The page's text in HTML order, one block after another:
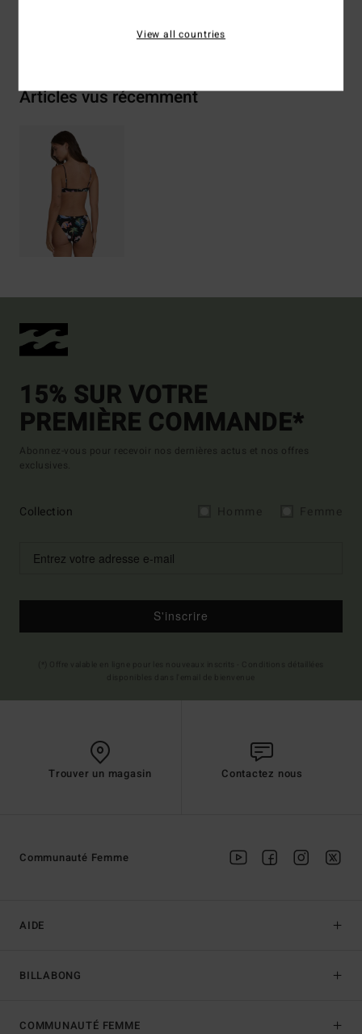
Livraison & Retours
Articles vus récemment
15% SUR VOTRE
PREMIÈRE COMMANDE*
Abonnez-vous pour recevoir nos dernières actus et nos offres
exclusives.
Collection
S'inscrire
Trouver un magasin Contactez nous
AIDE
BILLABONG
Communauté Femme
COMMUNAUTÉ FEMME
View all countries